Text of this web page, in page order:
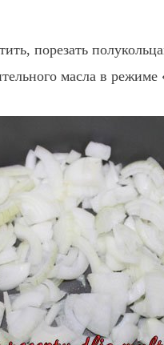
порезать
масла в